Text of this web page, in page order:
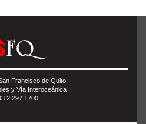
Francisco de Quito
y Vía Interoceánica
2 297 1700